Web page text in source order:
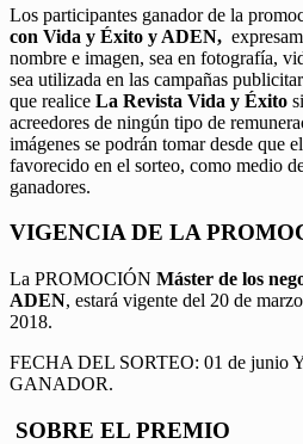
Los participantes ganador de la
con Vida y Éxito y ADEN,
nombre e imagen, sea en fotografía,
sea utilizada en las campañas
que realice La Revista Vida y Éxito
acreedores de ningún tipo de
imágenes se podrán tomar desde que
favorecido en el sorteo, como medio
ganadores.
VIGENCIA DE LA
La PROMOCIÓN Máster de los
ADEN, estará vigente del 20 de
2018.
FECHA DEL SORTEO: 01 de junio
GANADOR.
SOBRE EL PREMIO